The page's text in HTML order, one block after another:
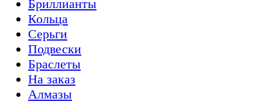
Бриллианты
Кольца
Серьги
Подвески
Браслеты
На заказ
Алмазы